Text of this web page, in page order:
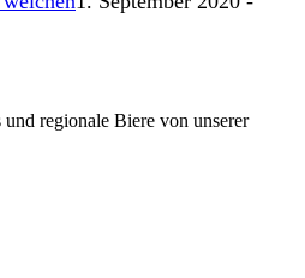
regionale Biere von unserer